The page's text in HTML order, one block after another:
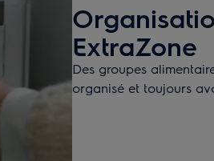
ExtraZone
Des groupes
organisé et toujours